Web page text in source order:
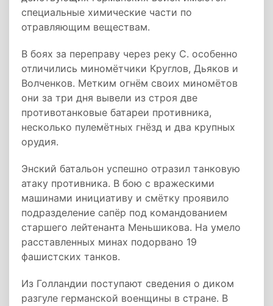
специальные химические части по
отравляющим веществам.
В боях за переправу через реку С. особенно
отличились миномётчики Круглов, Дьяков и
Волченков. Метким огнём своих миномётов
они за три дня вывели из строя две
противотанковые батареи противника,
несколько пулемётных гнёзд и два крупных
орудия.
Энский батальон успешно отразил танковую
атаку противника. В бою с вражескими
машинами инициативу и смётку проявило
подразделение сапёр под командованием
старшего лейтенанта Меньшикова. На умело
расставленных минах подорвано 19
фашистских танков.
Из Голландии поступают сведения о диком
разгуле германской военщины в стране. В